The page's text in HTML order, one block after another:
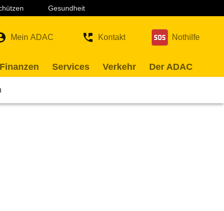
Gesundheit
Mein ADAC Kontakt Nothilfe
Services Verkehr Der ADAC